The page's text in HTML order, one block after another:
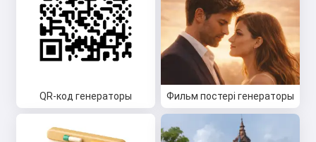
QR-код генераторы Фильм постері генераторы